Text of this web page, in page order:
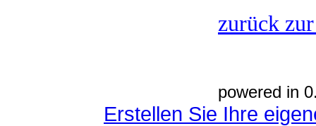
zurück
powered in
Erstellen Sie Ihre